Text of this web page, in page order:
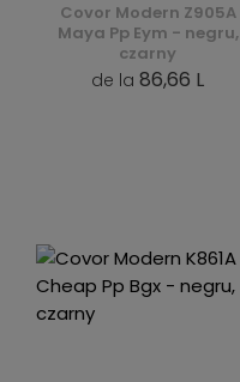
Covor Modern Z905A
Maya Pp Eym - negru,
czarny
de la 86,66 L